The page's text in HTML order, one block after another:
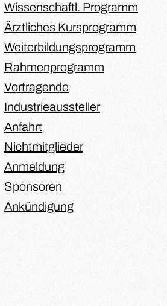
Wissenschaftl. Programm
Ärztliches Kursprogramm
Weiterbildungsprogramm
Rahmenprogramm
Vortragende
Industrieaussteller
Anfahrt
Nichtmitglieder
Anmeldung
Sponsoren
Ankündigung